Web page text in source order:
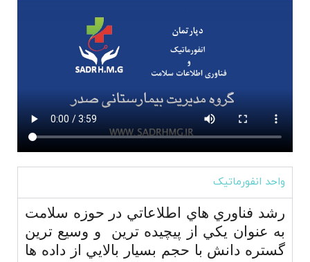
واحد انفورماتیک
رشد فناوري هاي اطلاعاتي در حوزه سلامت
به عنوان يكي از پيچيده ترين و وسيع ترين
گستره دانش با حجم بسيار بالايي از داده ها